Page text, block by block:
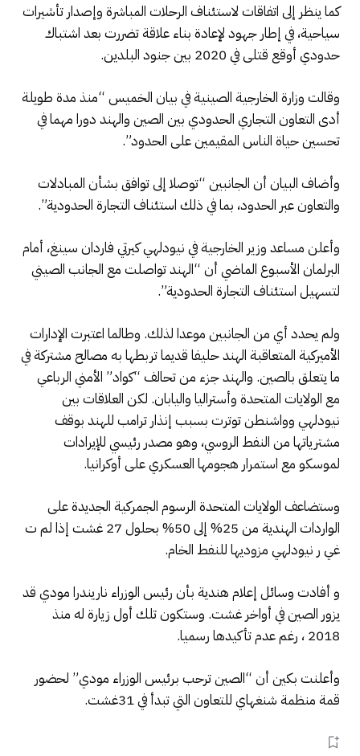
كما ينظر إلى اتفاقات لاستئناف الرحلات المباشرة وإصدار تأشيرات
سياحية، في إطار جهود لإعادة بناء علاقة تضررت بعد اشتباك
حدودي أوقع قتلى في 2020 بين جنود البلدين.
وقالت وزارة الخارجية الصينية في بيان الخميس “منذ مدة طويلة
أدى التعاون التجاري الحدودي بين الصين والهند دورا مهما في
تحسين حياة الناس المقيمين على الحدود”.
وأضاف البيان أن الجانبين “توصلا إلى توافق بشأن المبادلات
والتعاون عبر الحدود، بما في ذلك استئناف التجارة الحدودية”.
وأعلن مساعد وزير الخارجية في نيودلهي كيرتي فاردان سينغ، أمام
البرلمان الأسبوع الماضي أن “الهند تواصلت مع الجانب الصيني
لتسهيل استئناف التجارة الحدودية”.
ولم يحدد أي من الجانبين موعدا لذلك. وطالما اعتبرت الإدارات
الأميركية المتعاقبة الهند حليفا قديما تربطها به مصالح مشتركة في
ما يتعلق بالصين. والهند جزء من تحالف “كواد” الأمني الرباعي
مع الولايات المتحدة وأستراليا واليابان. لكن العلاقات بين
نيودلهي وواشنطن توترت بسبب إنذار ترامب للهند بوقف
مشترياتها من النفط الروسي، وهو مصدر رئيسي للإيرادات
لموسكو مع استمرار هجومها العسكري على أوكرانيا.
وستضاعف الولايات المتحدة الرسوم الجمركية الجديدة على
الواردات الهندية من 25% إلى 50% بحلول 27 غشت إذا لم ت
غي ر نيودلهي مزوديها للنفط الخام.
و أفادت وسائل إعلام هندية بأن رئيس الوزراء ناريندرا مودي قد
يزور الصين في أواخر غشت. وستكون تلك أول زيارة له منذ
2018 ، رغم عدم تأكيدها رسميا.
وأعلنت بكين أن “الصين ترحب برئيس الوزراء مودي” لحضور
قمة منظمة شنغهاي للتعاون التي تبدأ في 31غشت.